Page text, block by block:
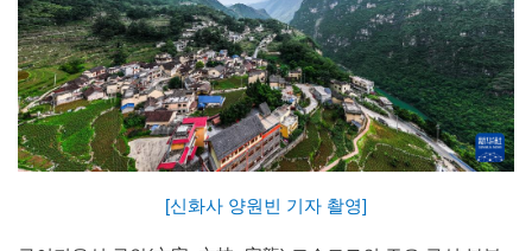
[신화사 양원빈 기자 촬영]